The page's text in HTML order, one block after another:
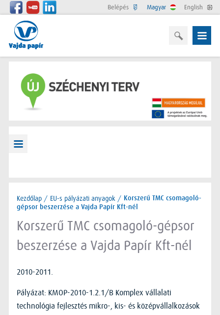
English
Magyar
Belépés
Kezdőlap / EU-s pályázati anyagok / Korszerű TMC csomagoló-
gépsor beszerzése a Vajda Papír Kft-nél
Korszerű TMC csomagoló-gépsor
beszerzése a Vajda Papír Kft-nél
2010-2011.
Pályázat: KMOP-2010-1.2.1/B Komplex vállalati
technológia fejlesztés mikro-, kis- és középvállalkozások